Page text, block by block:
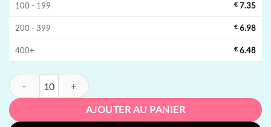
100 - 199 € 7.35
200 - 399 € 6.98
400+ € 6.48
quantité de JNR RAGE GORILLA 55K Vape jetable | 55000 bouffées,
AJOUTER AU PANIER